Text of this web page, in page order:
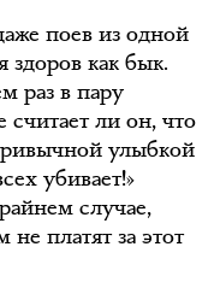
поев из одной
как бык.
раз в пару
ли он, что
улыбкой
убивает!»
случае,
платят за этот